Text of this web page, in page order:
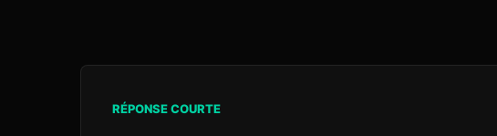
RÉPONSE COURTE